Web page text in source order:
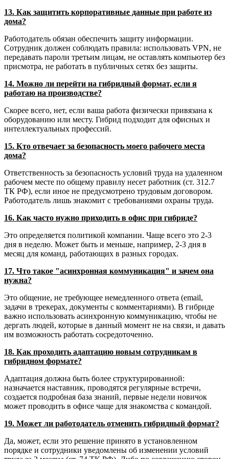
13. Как защитить корпоративные данные при работе из
дома?
Работодатель обязан обеспечить защиту информации.
Сотрудник должен соблюдать правила: использовать VPN, не
передавать пароли третьим лицам, не оставлять компьютер без
присмотра, не работать в публичных сетях без защиты.
14. Можно ли перейти на гибридный формат, если я
работаю на производстве?
Скорее всего, нет, если ваша работа физически привязана к
оборудованию или месту. Гибрид подходит для офисных и
интеллектуальных профессий.
15. Кто отвечает за безопасность моего рабочего места
дома?
Ответственность за безопасность условий труда на удаленном
рабочем месте по общему правилу несет работник (ст. 312.7
ТК РФ), если иное не предусмотрено трудовым договором.
Работодатель лишь знакомит с требованиями охраны труда.
16. Как часто нужно приходить в офис при гибриде?
Это определяется политикой компании. Чаще всего это 2-3
дня в неделю. Может быть и меньше, например, 2-3 дня в
месяц для команд, работающих в разных городах.
17. Что такое "асинхронная коммуникация" и зачем она
нужна?
Это общение, не требующее немедленного ответа (email,
задачи в трекерах, документы с комментариями). В гибриде
важно использовать асинхронную коммуникацию, чтобы не
дергать людей, которые в данный момент не на связи, и давать
им возможность работать сосредоточенно.
18. Как проходить адаптацию новым сотрудникам в
гибридном формате?
Адаптация должна быть более структурированной:
назначается наставник, проводятся регулярные встречи,
создается подробная база знаний, первые недели новичок
может проводить в офисе чаще для знакомства с командой.
19. Может ли работодатель отменить гибридный формат?
Да, может, если это решение принято в установленном
порядке и сотрудники уведомлены об изменении условий